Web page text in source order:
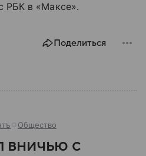
РБК в «Максе».
Поделиться
Общество
вничью с